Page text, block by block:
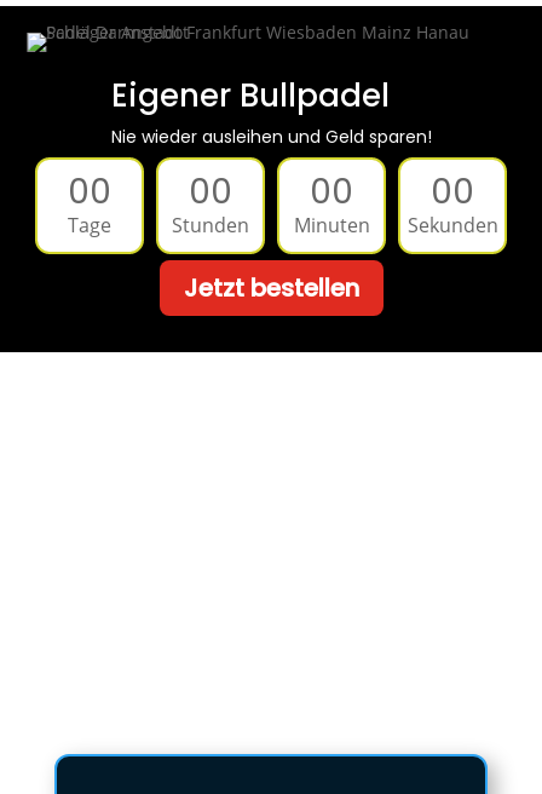
Eigener Bullpadel
Nie wieder ausleihen und Geld sparen!
00
Tage
00
Stunden
00
Minuten
00
Sekunden
Jetzt bestellen